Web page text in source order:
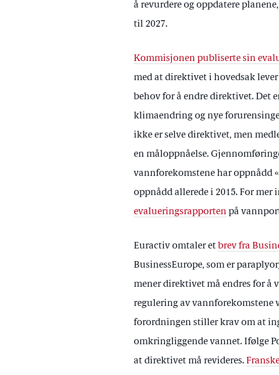
å revurdere og oppdatere
til 2027.
Kommisjonen publiserte sin
med at direktivet i hovedsak
behov for å endre direktivet. Det
klimaendring og nye
ikke er selve direktivet, men
en måloppnåelse.
vannforekomstene har oppnådd
oppnådd allerede i 2015. For mer
evalueringsrapporten på
Euractiv omtaler et brev fra
BusinessEurope, som er
mener direktivet må endres for å
regulering av
forordningen stiller krav om at
omkringliggende vannet. Ifølge
at direktivet må revideres.